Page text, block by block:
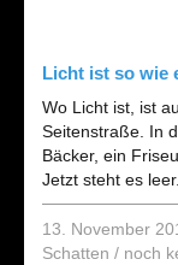
Licht ist so wie
Wo Licht ist, ist
Seitenstraße. In
Bäcker, ein
Jetzt steht es leer.
13. November
Schatten / noch